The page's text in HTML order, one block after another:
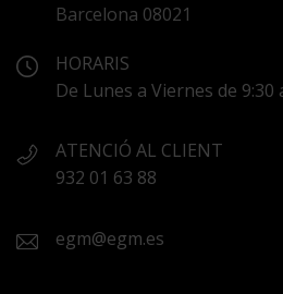
Barcelona 08021
HORARIS
De Lunes a Viernes de 9:30
ATENCIÓ AL CLIENT
932 01 63 88
egm@egm.es